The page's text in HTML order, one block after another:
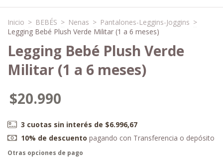
Inicio > BEBÉS > Nenas > Pantalones-Leggins-Joggins >
Legging Bebé Plush Verde Militar (1 a 6 meses)
Legging Bebé Plush Verde
Militar (1 a 6 meses)
$20.990
3 cuotas sin interés de $6.996,67
10% de descuento pagando con Transferencia o depósito